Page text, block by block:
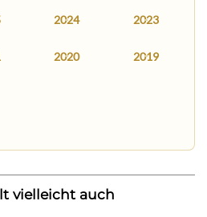
2024 2023
2020 2019
vielleicht auch